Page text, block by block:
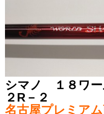
シマノ １８ワー
２R－２
名古屋プレミア